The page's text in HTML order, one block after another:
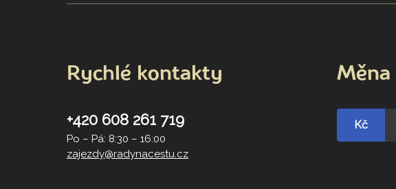
Rychlé kontakty
+420 608 261 719
Po – Pá: 8:30 – 16:00
zajezdy@radynacestu.cz
Měna
Kč